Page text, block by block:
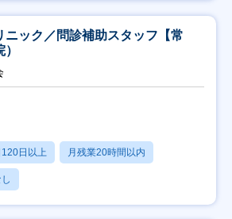
ニック／問診補助スタッフ【常
日以上 月残業20時間以内